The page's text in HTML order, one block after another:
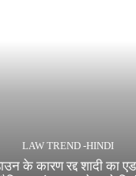
LAW TREND -HINDI
के कारण रद्द शादी का